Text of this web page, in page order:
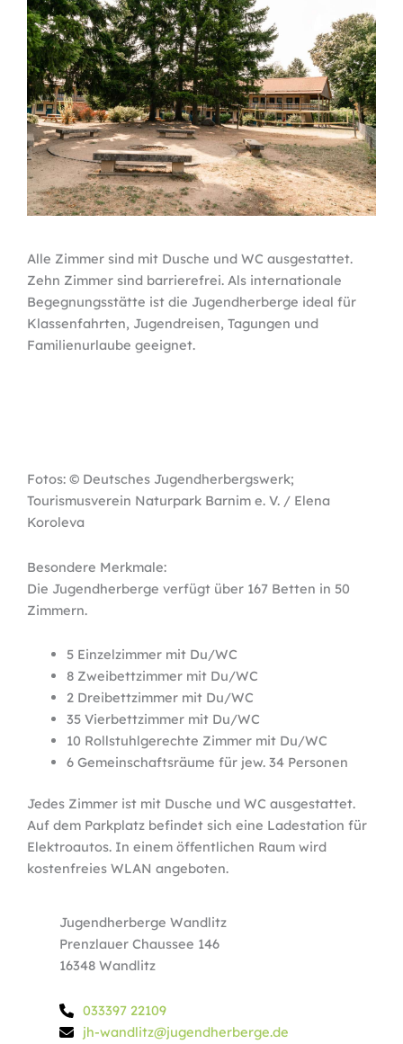
Alle Zimmer sind mit Dusche und WC ausgestattet.
Zehn Zimmer sind barrierefrei. Als internationale
Begegnungsstätte ist die Jugendherberge ideal für
Klassenfahrten, Jugendreisen, Tagungen und
Familienurlaube geeignet.
Fotos: © Deutsches Jugendherbergswerk;
Tourismusverein Naturpark Barnim e. V. / Elena
Koroleva
Besondere Merkmale:
Die Jugendherberge verfügt über 167 Betten in 50
Zimmern.
5 Einzelzimmer mit Du/WC
8 Zweibettzimmer mit Du/WC
2 Dreibettzimmer mit Du/WC
35 Vierbettzimmer mit Du/WC
10 Rollstuhlgerechte Zimmer mit Du/WC
6 Gemeinschaftsräume für jew. 34 Personen
Jedes Zimmer ist mit Dusche und WC ausgestattet.
Auf dem Parkplatz befindet sich eine Ladestation für
Elektroautos. In einem öffentlichen Raum wird
kostenfreies WLAN angeboten.
Jugendherberge Wandlitz
Prenzlauer Chaussee 146
16348 Wandlitz
033397 22109
jh-wandlitz@jugendherberge.de